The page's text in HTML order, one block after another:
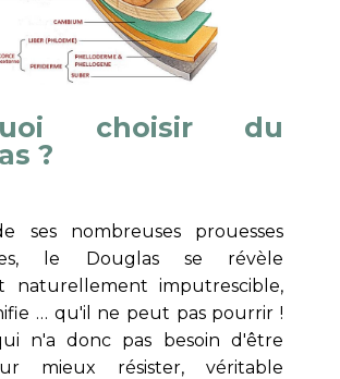
choisir du
?
ses nombreuses prouesses
le Douglas se révèle
naturellement imputrescible,
… qu'il ne peut pas pourrir !
n'a donc pas besoin d'être
mieux résister, véritable